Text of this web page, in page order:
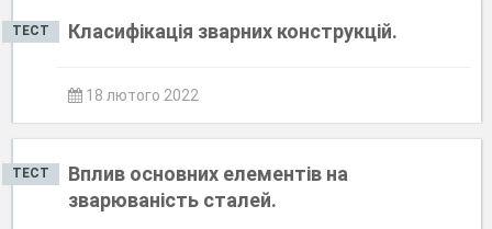
ТЕСТ Класифікація зварних конструкцій.
18 лютого 2022
ТЕСТ
Вплив основних елементів на
зварюваність сталей.